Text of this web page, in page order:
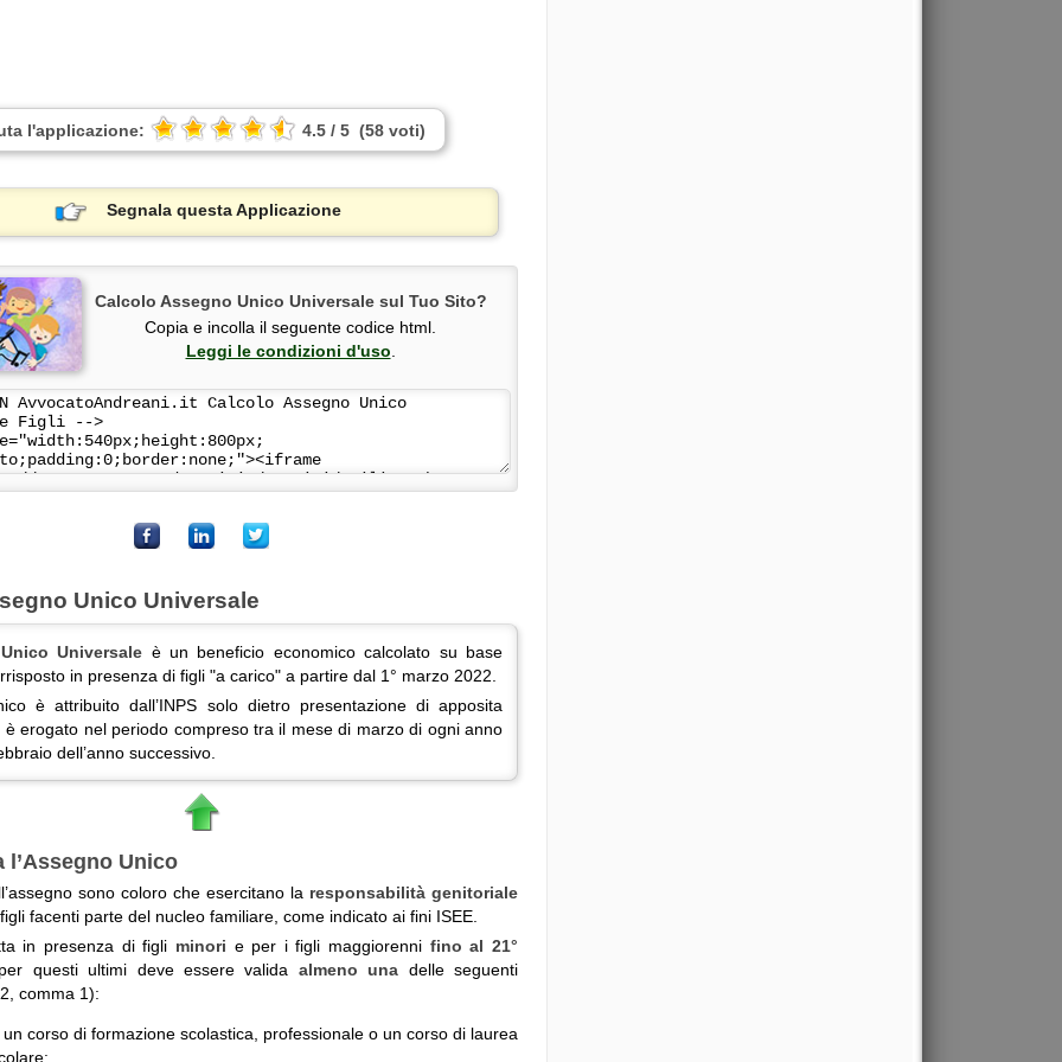
l'applicazione: 4.5 / 5 (58 voti)
Segnala questa Applicazione
Calcolo Assegno Unico Universale sul Tuo Sito?
Copia e incolla il seguente codice html.
Leggi le condizioni d'uso
Unico Universale
Universale è un beneficio economico calcolato su base
in presenza di figli "a carico" a partire dal 1° marzo 2022.
è attribuito dall’INPS solo dietro presentazione di apposita
erogato nel periodo compreso tra il mese di marzo di ogni anno
dell’anno successivo.
l’Assegno Unico
sono coloro che esercitano la responsabilità genitoriale
facenti parte del nucleo familiare, come indicato ai fini ISEE.
in presenza di figli minori e per i figli maggiorenni fino al 21°
questi ultimi deve essere valida almeno una delle seguenti
comma 1):
corso di formazione scolastica, professionale o un corso di laurea